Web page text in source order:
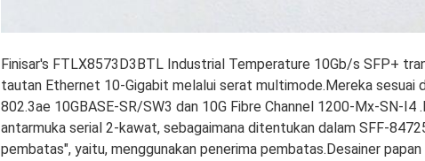
Finisar's FTLX8573D3BTL Industrial Temperature 10Gb/s SFP+
tautan Ethernet 10-Gigabit melalui serat multimode.Mereka sesuai
802.3ae 10GBASE-SR/SW3 dan 10G Fibre Channel 1200-Mx-SN-
antarmuka serial 2-kawat, sebagaimana ditentukan dalam SFF-
pembatas", yaitu, menggunakan penerima pembatas.Desainer